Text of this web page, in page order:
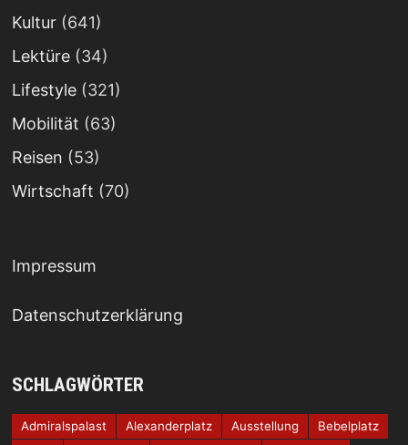
Kultur(641)
Lektüre(34)
Lifestyle(321)
Mobilität (63)
Reisen (53)
Wirtschaft (70)
Impressum
Datenschutzerklärung
SCHLAGWÖRTER
Admiralspalast Alexanderplatz Ausstellung
Bebelplatz